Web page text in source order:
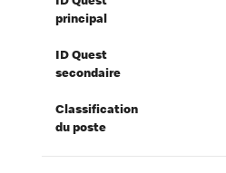
principal
ID Quest
secondaire
Classification
du poste